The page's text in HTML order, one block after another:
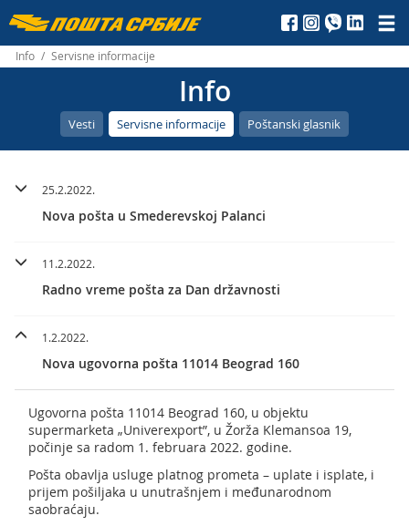
Пошта
Србије
д.о.о.
Info / Servisne informacije
Info
Vesti Servisne informacije Poštanski glasnik
25.2.2022.
Nova pošta u Smederevskoj Palanci
11.2.2022.
Radno vreme pošta za Dan državnosti
1.2.2022.
Nova ugovorna pošta 11014 Beograd 160
Ugovorna pošta 11014 Beograd 160, u objektu
supermarketa „Univerexport”, u Žorža Klemansoa 19,
počinje sa radom 1. februara 2022. godine.
Pošta obavlja usluge platnog prometa – uplate i isplate, i
prijem pošiljaka u unutrašnjem i međunarodnom
saobraćaju.